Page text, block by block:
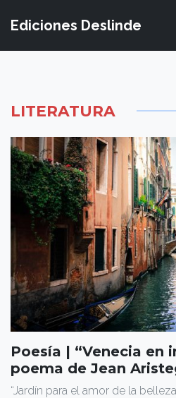
Ediciones Deslinde
LITERATURA
Poesía | “Venecia en
poema de Jean
“Jardín para el amor de la belleza